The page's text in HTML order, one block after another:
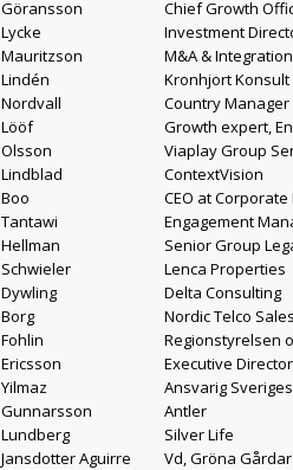
Göransson
Chief Growth
Lycke
Investment
Mauritzson
M&A &
Lindén
Kronhjort Konsult
Nordvall
Country Manager
Lööf
Growth expert,
Olsson
Viaplay Group
Lindblad
ContextVision
Boo
CEO at Corporate
Tantawi
Engagement
Hellman
Senior Group
Schwieler
Lenca Properties
Dywling
Delta Consulting
Borg
Nordic Telco
Fohlin
Regionstyrelsen
Ericsson
Executive
Yilmaz
Ansvarig
Gunnarsson
Antler
Lundberg
Silver Life
Jansdotter Aguirre
Vd, Gröna Gårdar